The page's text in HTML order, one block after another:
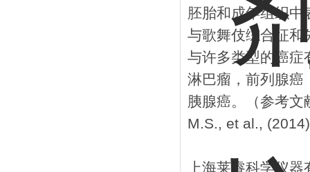
胚胎和成年组织
与歌舞伎综合征和
与许多类型的癌症
淋巴瘤，前列腺癌
胰腺癌。（参考
M.S., et al.,
上海莱睿科学仪器